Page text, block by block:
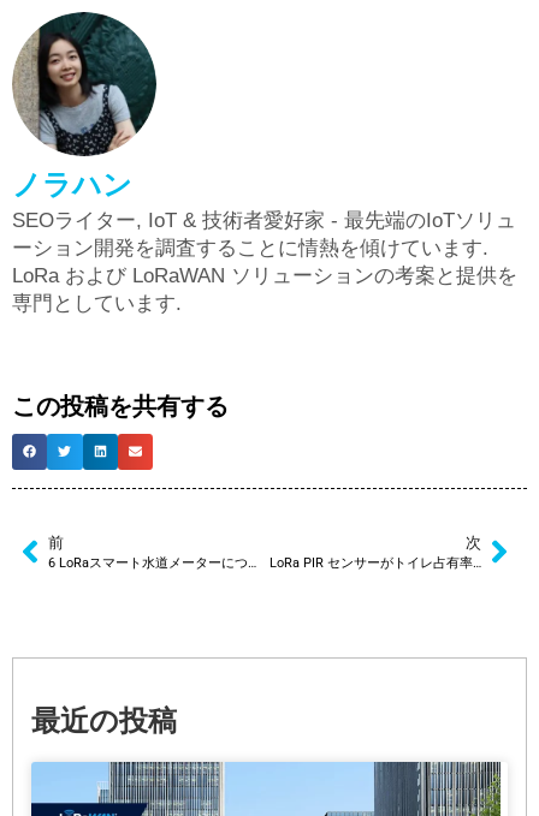
ノラハン
SEOライター, IoT & 技術者愛好家 - 最先端のIoTソリュ
ーション開発を調査することに情熱を傾けています.
LoRa および LoRaWAN ソリューションの考案と提供を
専門としています.
この投稿を共有する
前 次
LoRa PIR センサーがトイレ占有率監視システムを改善する方法
最近の投稿